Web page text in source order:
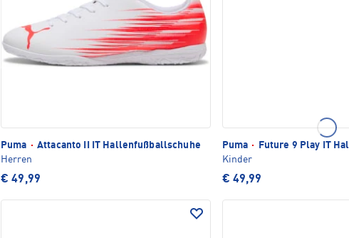
Puma · Attacanto II IT Hallenfußballschuhe
Herren
€ 49,99
Puma ·
Future 9 Play IT
Kinder
€ 49,99